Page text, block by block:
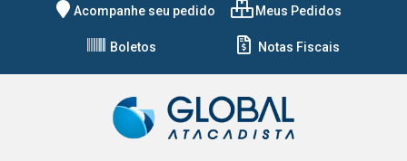
Acompanhe seu pedido Meus Pedidos
Boletos Notas Fiscais